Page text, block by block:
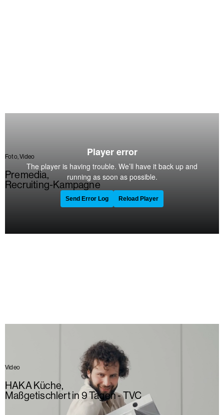
Foto, Video
Premedia,
Recruiting-Kampagne
Video
HAKA Küche,
Maßgetischlert in 9 Tagen - TVC